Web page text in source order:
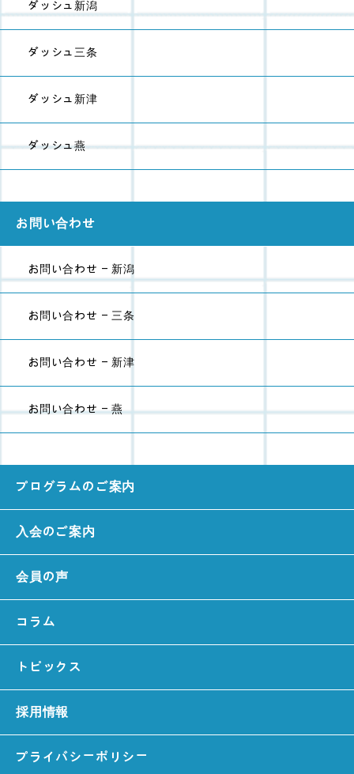
ダッシュ新潟
ダッシュ三条
ダッシュ新津
ダッシュ燕
お問い合わせ
お問い合わせ - 新潟
お問い合わせ - 三条
お問い合わせ - 新津
お問い合わせ - 燕
プログラムのご案内
入会のご案内
会員の声
コラム
トピックス
採用情報
プライバシーポリシー